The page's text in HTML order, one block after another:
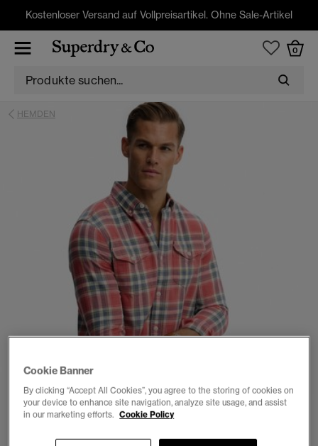
Kostenloser Versand auf Vollpreisartikel. Ohne Sale-Artikel
0
HEMDEN
1 2 3 4 5 6
Cookie Banner
By clicking “Accept All Cookies”, you agree to the storing of cookies on
your device to enhance site navigation, analyze site usage, and assist
in our marketing efforts. Cookie Policy